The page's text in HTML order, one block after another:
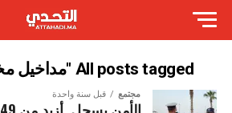
All posts tagged "مداخيل مخالفات السير"
مجتمع قبل سنة واحدة